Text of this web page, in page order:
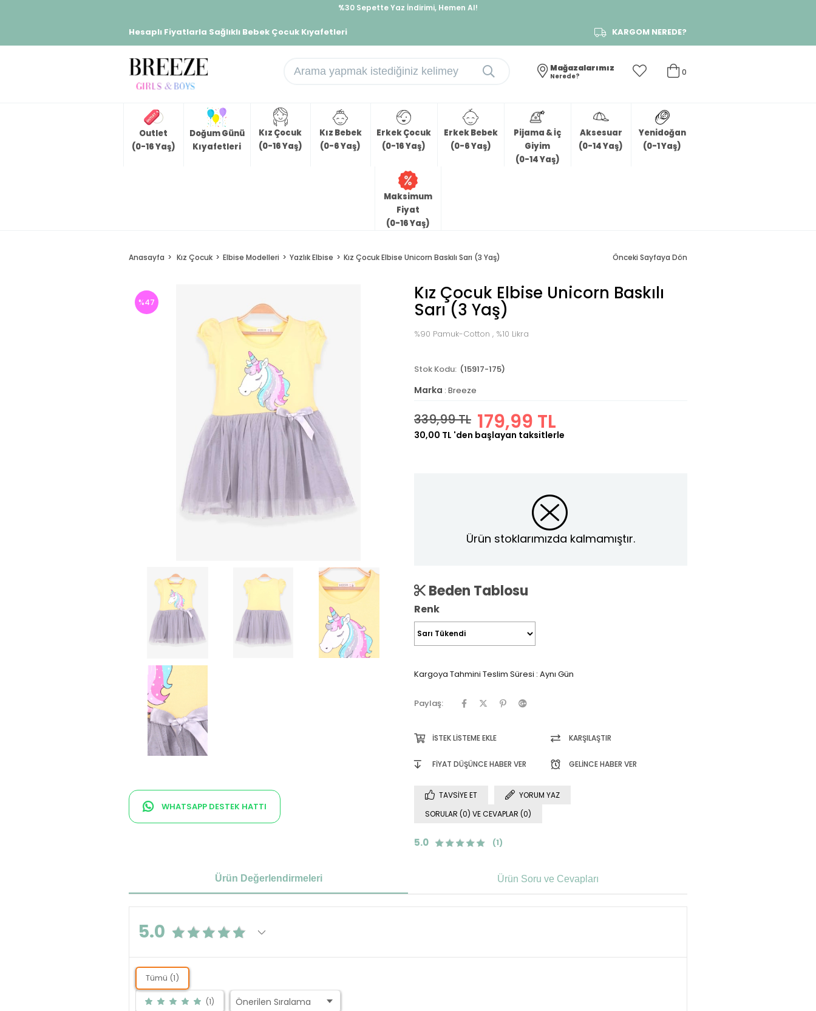
%30 Sepette Yaz İndirimi, Hemen Al!
Hesaplı Fiyatlarla Sağlıklı Bebek Çocuk Kıyafetleri KARGOM NEREDE?
0
Mağazalarımız
Nerede?
Outlet
(0-16 Yaş)
Doğum Günü
Kıyafetleri
Kız Çocuk
(0-16 Yaş)
Kız Bebek
(0-6 Yaş)
Erkek Çocuk
(0-16 Yaş)
Erkek Bebek
(0-6 Yaş)
Pijama & İç
Giyim
(0-14 Yaş)
Aksesuar
(0-14 Yaş)
Yenidoğan
(0-1 Yaş)
Maksimum
Fiyat
(0-16 Yaş)
Anasayfa Kız Çocuk Elbise Modelleri Yazlık Elbise Kız Çocuk Elbise Unicorn Baskılı Sarı (3 Yaş) Önceki Sayfaya Dön
%47
WHATSAPP DESTEK HATTI
Kız Çocuk Elbise Unicorn Baskılı
Sarı (3 Yaş)
%90 Pamuk-Cotton , %10 Likra
(15917-175)
Marka : Breeze
339,99 TL 179,99 TL
30,00 TL 'den başlayan taksitlerle
Ürün stoklarımızda kalmamıştır.
Beden Tablosu
Renk
Kargoya Tahmini Teslim Süresi : Aynı Gün
Paylaş:
İSTEK LISTEME EKLE KARŞILAŞTIR
FIYAT DÜŞÜNCE HABER VER GELINCE HABER VER
TAVSIYE ET
YORUM YAZ
SORULAR (0) VE CEVAPLAR (0)
5.0 (1)
Ürün Değerlendirmeleri Ürün Soru ve Cevapları
5.0
Tümü (1)
(1)